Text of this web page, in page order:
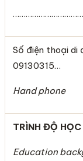
Số điện thoại di
09130315…
Hand phone
TRÌNH ĐỘ
Education